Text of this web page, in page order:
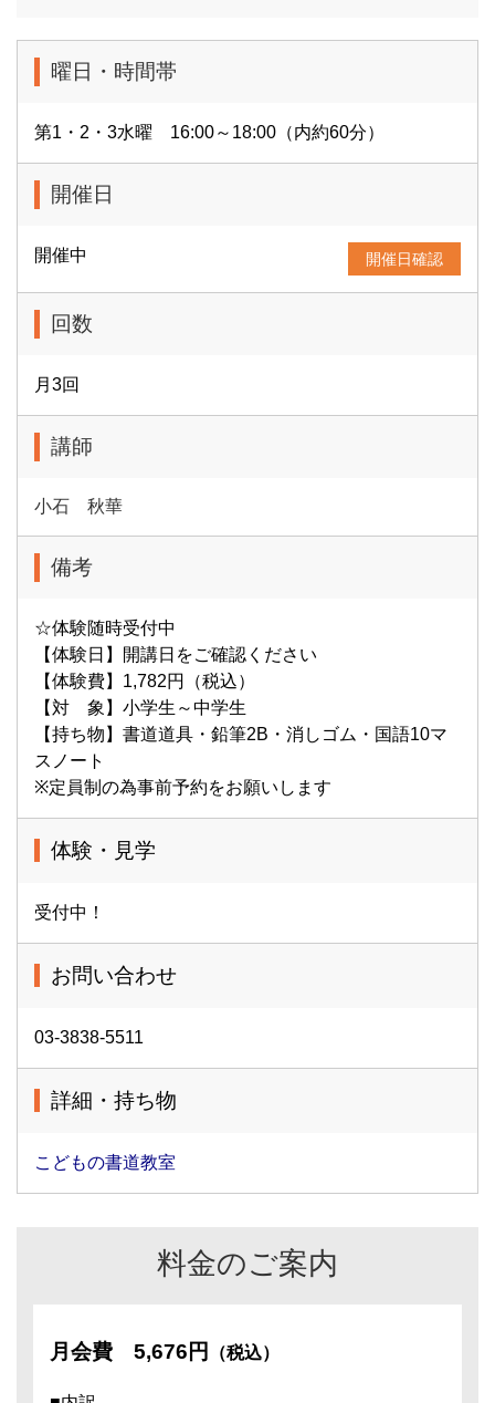
曜日・時間帯
第1・2・3水曜 16:00～18:00（内約60分）
開催日
開催中 開催日確認
回数
月3回
講師
小石 秋華
備考
☆体験随時受付中
【体験日】開講日をご確認ください
【体験費】1,782円（税込）
【対 象】小学生～中学生
【持ち物】書道道具・鉛筆2B・消しゴム・国語10マ
スノート
※定員制の為事前予約をお願いします
体験・見学
受付中！
お問い合わせ
03-3838-5511
詳細・持ち物
こどもの書道教室
料金のご案内
月会費 5,676円 （税込）